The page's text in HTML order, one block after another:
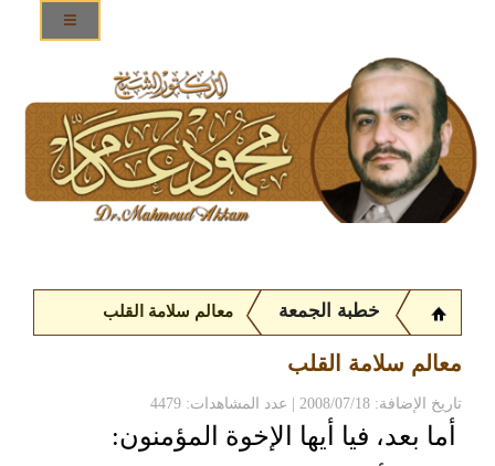
خطبة الجمعة معالم سلامة القلب
معالم سلامة القلب
تاريخ الإضافة: 2008/07/18 | عدد المشاهدات: 4479
أما بعد، فيا أيها الإخوة المؤمنون: